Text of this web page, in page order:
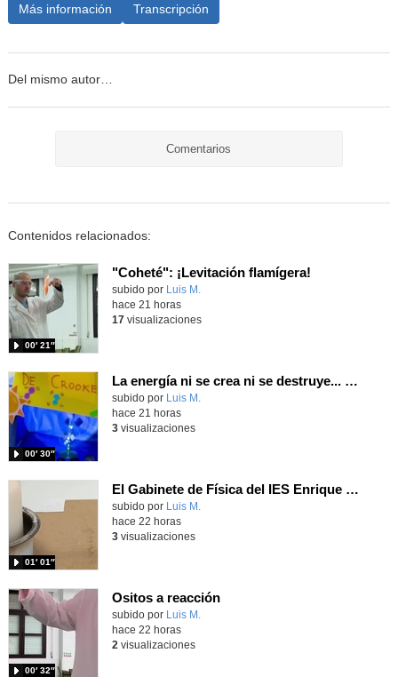
Más información Transcripción
Del mismo autor…
Comentarios
Contenidos relacionados:
"Coheté": ¡Levitación flamígera!
Contenido educativo.
subido por Luis M.
00′ 21″
hace 21 horas
17visualizaciones
La energía ni se crea ni se destruye... ¡se experimenta! El Tierno en la Feria Madrid es Ciencia 2026
Contenido educativo.
subido por Luis M.
00′ 30″
hace 21 horas
3visualizaciones
El Gabinete de Física del IES Enrique Tierno Galván de Parla (Curso 25-26)
Contenido educativo.
subido por Luis M.
01′ 01″
hace 22 horas
3visualizaciones
Ositos a reacción
Contenido educativo.
subido por Luis M.
00′ 32″
hace 22 horas
2 visualizaciones